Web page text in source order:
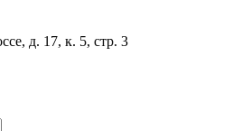
д. 17, к. 5, стр. 3